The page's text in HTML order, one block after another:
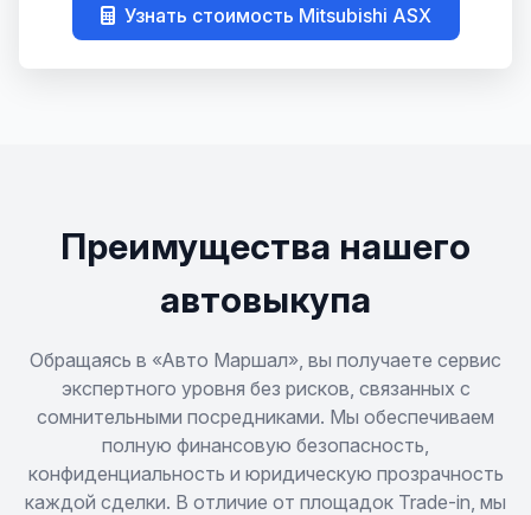
Challenger
Debonair
Delica
Delica D5
Узнать стоимость Mitsubishi ASX
Преимущества нашего
автовыкупа
Обращаясь в «Авто Маршал», вы получаете сервис
экспертного уровня без рисков, связанных с
сомнительными посредниками. Мы обеспечиваем
полную финансовую безопасность,
конфиденциальность и юридическую прозрачность
каждой сделки. В отличие от площадок Trade-in, мы